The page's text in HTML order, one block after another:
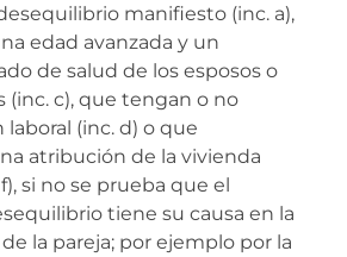
manifiesto (inc. a),
edad avanzada y un
de salud de los esposos o
(inc. c), que tengan o no
(inc. d) o que
atribución de la vivienda
si no se prueba que el
tiene su causa en la
la pareja; por ejemplo por la